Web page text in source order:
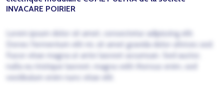
INVACARE POIRIER
Lorem ipsum dolor sit amet, consectetur adipiscing elit.
Donec fermentum elit mi, sit amet gravida dolor ultrices sed.
Fusce vitae magna ut ante laoreet accumsan. Sed auctor,
nulla eu tristique laoreet, magna velit rhoncus enim, sed
vestibulum enim nunc vitae elit.